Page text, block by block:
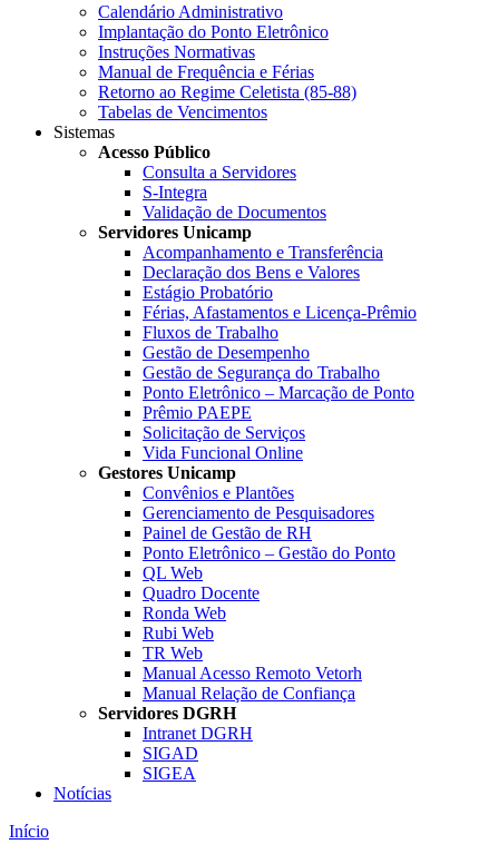
Calendário Administrativo
Implantação do Ponto Eletrônico
Instruções Normativas
Manual de Frequência e Férias
Retorno ao Regime Celetista (85-88)
Tabelas de Vencimentos
Sistemas
Acesso Público
Consulta a Servidores
S-Integra
Validação de Documentos
Servidores Unicamp
Acompanhamento e Transferência
Declaração dos Bens e Valores
Estágio Probatório
Férias, Afastamentos e Licença-Prêmio
Fluxos de Trabalho
Gestão de Desempenho
Gestão de Segurança do Trabalho
Ponto Eletrônico – Marcação de Ponto
Prêmio PAEPE
Solicitação de Serviços
Vida Funcional Online
Gestores Unicamp
Convênios e Plantões
Gerenciamento de Pesquisadores
Painel de Gestão de RH
Ponto Eletrônico – Gestão do Ponto
QL Web
Quadro Docente
Ronda Web
Rubi Web
TR Web
Manual Acesso Remoto Vetorh
Manual Relação de Confiança
Servidores DGRH
Intranet DGRH
SIGAD
SIGEA
Notícias
Início